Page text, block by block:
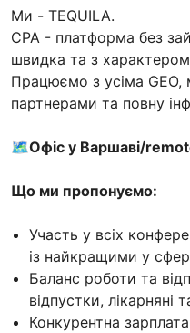
Ми - TEQUILA.
CPA - платформа без
швидка та з
Працюємо з усіма GEO,
партнерами та повну
🗺Офіс у Варшаві/
Що ми пропонуємо:
Участь у всіх
із найкращими у
Баланс роботи та
відпустки, лікарняні
Конкурентна